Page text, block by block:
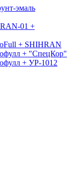
эмаль
01 +
+ SHIHRAN
+ "СпецКор"
+ УР-1012